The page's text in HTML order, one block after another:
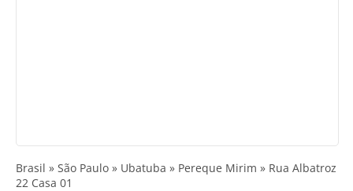
Brasil » São Paulo » Ubatuba » Pereque Mirim » Rua Albatroz
22 Casa 01